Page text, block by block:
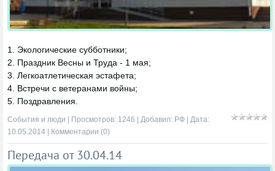
1. Экологические субботники;
2. Праздник Весны и Труда - 1 мая;
3. Легкоатлетическая эстафета;
4. Встречи с ветеранами войны;
5. Поздравления.
События и люди | Просмотров: 1246 | Добавил: РФ | Дата:
10.05.2014
Комментарии (0)
Передача от 30.04.14